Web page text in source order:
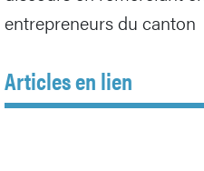
entrepreneurs du canton
Articles en lien